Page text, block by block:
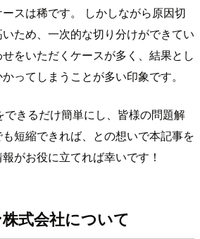
スは稀です。 しかしながら原因切
ため、一次的な切り分けができてい
をいただくケースが多く、結果とし
ってしまうことが多い印象です。
きるだけ簡単にし、皆様の問題解
短縮できれば、との想いで本記事を
がお役に立てれば幸いです！
式会社について